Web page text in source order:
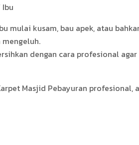
mulai kusam, bau apek, atau
dengan cara profesional
Masjid Pebayuran